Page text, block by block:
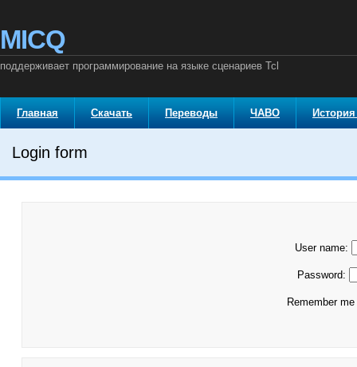
MICQ
поддерживает программирование на языке сценариев Tcl
Главная Скачать Переводы ЧАВО
Login form
User name:
Password:
Remember